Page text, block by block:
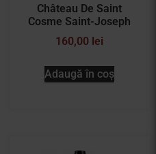
Château De Saint
Cosme Saint-Joseph
160,00 lei
Adaugă în coș